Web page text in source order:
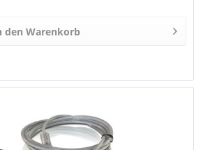
den Warenkorb